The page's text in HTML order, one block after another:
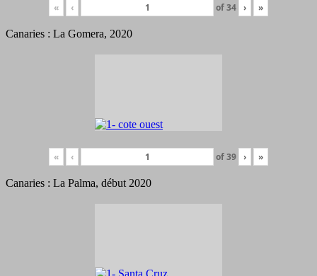
« ‹ of34 › »
Canaries : La Gomera, 2020
« ‹ of39 › »
Canaries : La Palma, début 2020